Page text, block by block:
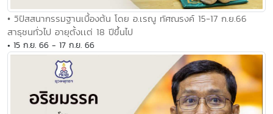
• วิปัสสนากรรมฐานเบื้องต้น โดย อ.เรณู ทัศณรงค์ 15-17 ก.ย.66
สาธุชนทั่วไป อายุตั้งเเต่ 18 ปีขึ้นไป
• 15 ก.ย. 66 - 17 ก.ย. 66